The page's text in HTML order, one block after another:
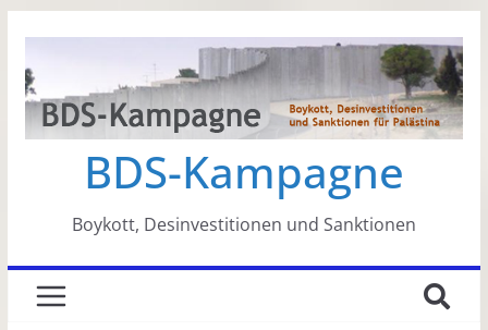
springen
BDS-Kampagne
Boykott, Desinvestitionen und Sanktionen